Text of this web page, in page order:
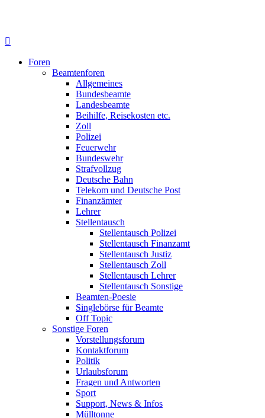
Foren
Beamtenforen
Allgemeines
Bundesbeamte
Landesbeamte
Beihilfe, Reisekosten etc.
Zoll
Polizei
Feuerwehr
Bundeswehr
Strafvollzug
Deutsche Bahn
Telekom und Deutsche Post
Finanzämter
Lehrer
Stellentausch
Stellentausch Polizei
Stellentausch Finanzamt
Stellentausch Justiz
Stellentausch Zoll
Stellentausch Lehrer
Stellentausch Sonstige
Beamten-Poesie
Singlebörse für Beamte
Off Topic
Sonstige Foren
Vorstellungsforum
Kontaktforum
Politik
Urlaubsforum
Fragen und Antworten
Sport
Support, News & Infos
Mülltonne